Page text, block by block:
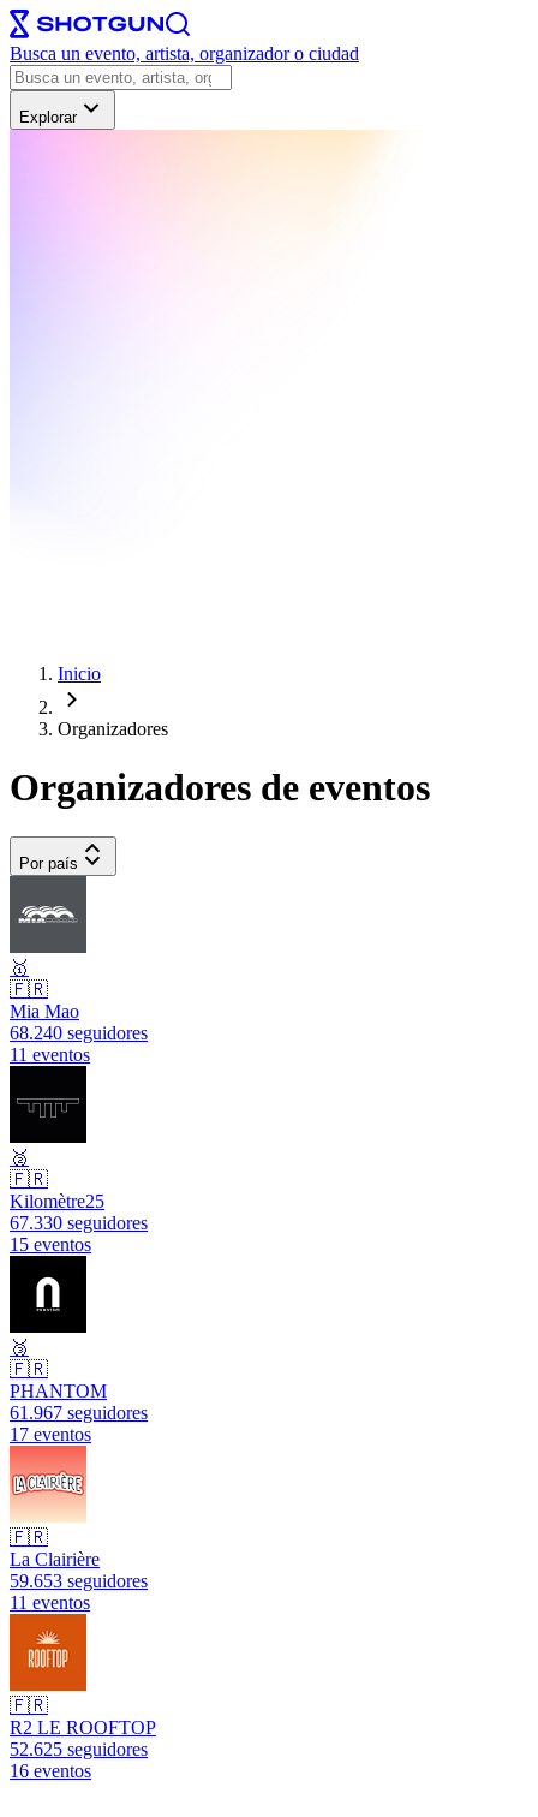
Busca un evento, artista, organizador o ciudad
Explorar
Inicio
Organizadores
Organizadores de eventos
Por país
🥇
🇫🇷
Mia Mao
68.240 seguidores
11 eventos
🥈
🇫🇷
Kilomètre25
67.330 seguidores
15 eventos
🥉
🇫🇷
PHANTOM
61.967 seguidores
17 eventos
🇫🇷
La Clairière
59.653 seguidores
11 eventos
🇫🇷
R2 LE ROOFTOP
52.625 seguidores
16 eventos